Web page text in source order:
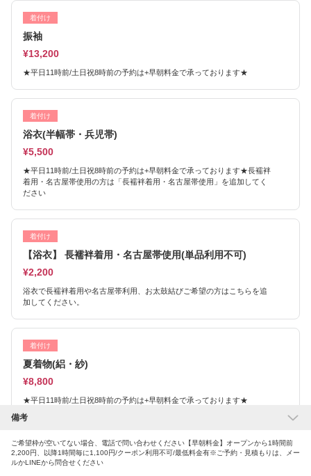
着付け
振袖
¥13,200
★平日11時前/土日祝8時前の予約は+早朝料金で承っております★
着付け
浴衣(半幅帯・兵児帯)
¥5,500
★平日11時前/土日祝8時前の予約は+早朝料金で承っております★長襦袢
着用・名古屋帯使用の方は「長襦袢着用・名古屋帯使用」を追加してく
ださい
着付け
【浴衣】 長襦袢着用・名古屋帯使用(単品利用不可)
¥2,200
浴衣で長襦袢着用や名古屋帯利用、お太鼓結びご希望の方はこちらを追
加してください。
着付け
夏着物(絽・紗)
¥8,800
★平日11時前/土日祝8時前の予約は+早朝料金で承っております★
着付け
着流し
備考
ご希望枠が空いてない場合、電話で問い合わせください【早朝料金】オープンから1時間前
2,200円、以降1時間毎に1,100円/クーポン利用不可/最低料金有※ご予約・見積もりは、メー
ルかLINEから問合せください